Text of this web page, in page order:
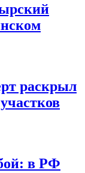
раскрыл
в РФ